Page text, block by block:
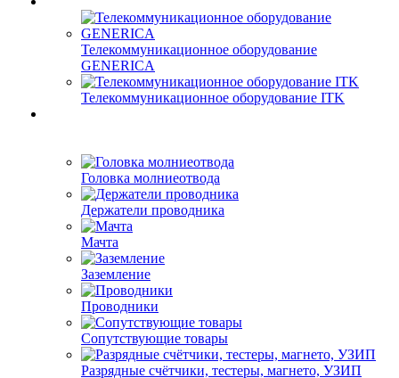
Телекоммуникационное оборудование
GENERICA
Телекоммуникационное оборудование ITK
Головка молниеотвода
Держатели проводника
Мачта
Заземление
Проводники
Сопутствующие товары
Разрядные счётчики, тестеры, магнето, УЗИП